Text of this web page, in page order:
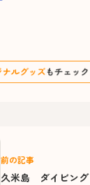
前の記事
久米島 ダイビン